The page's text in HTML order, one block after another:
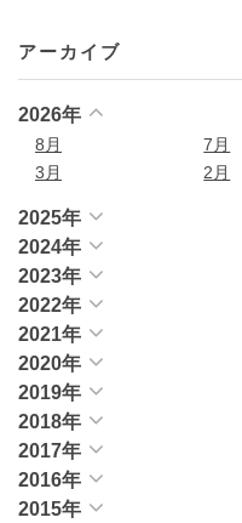
アーカイブ
2026年
8月 7月
3月
2月
2025年
2024年
2023年
2022年
2021年
2020年
2019年
2018年
2017年
2016年
2015年